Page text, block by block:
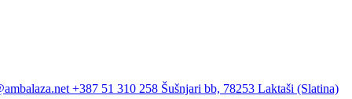
+387 51 310 258 Šušnjari bb, 78253 Laktaši (Slatina)